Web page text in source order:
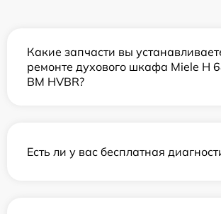
Какие запчасти вы
ремонте духового шкафа Miele H
BM HVBR?
Есть ли у вас бесплатная